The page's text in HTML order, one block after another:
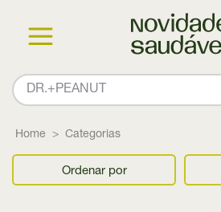
Home Categorias
Ordenar por